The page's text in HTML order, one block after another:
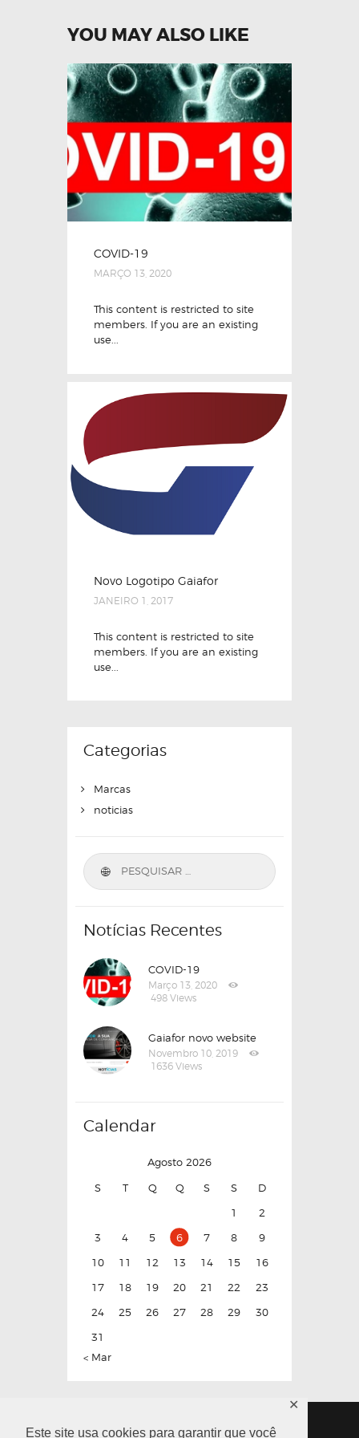
Este site usa cookies para garantir que você
✕
YOU MAY ALSO LIKE
COVID-19
MARÇO 13, 2020
This content is restricted to site
members. If you are an existing
use...
Novo Logotipo Gaiafor
JANEIRO 1, 2017
This content is restricted to site
members. If you are an existing
use...
Categorias
Marcas
noticias
Pesquisar
por:
Notícias Recentes
COVID-19
Março 13, 2020
498 Views
Gaiafor novo website
Novembro 10, 2019
1636 Views
Calendar
Agosto 2026
S T Q Q S S
D
1
2
3
4 5 6 7 8
9
10
11 12 13 14 15
16
17
18 19 20 21 22
23
24
25 26 27 28 29
30
31
« Mar